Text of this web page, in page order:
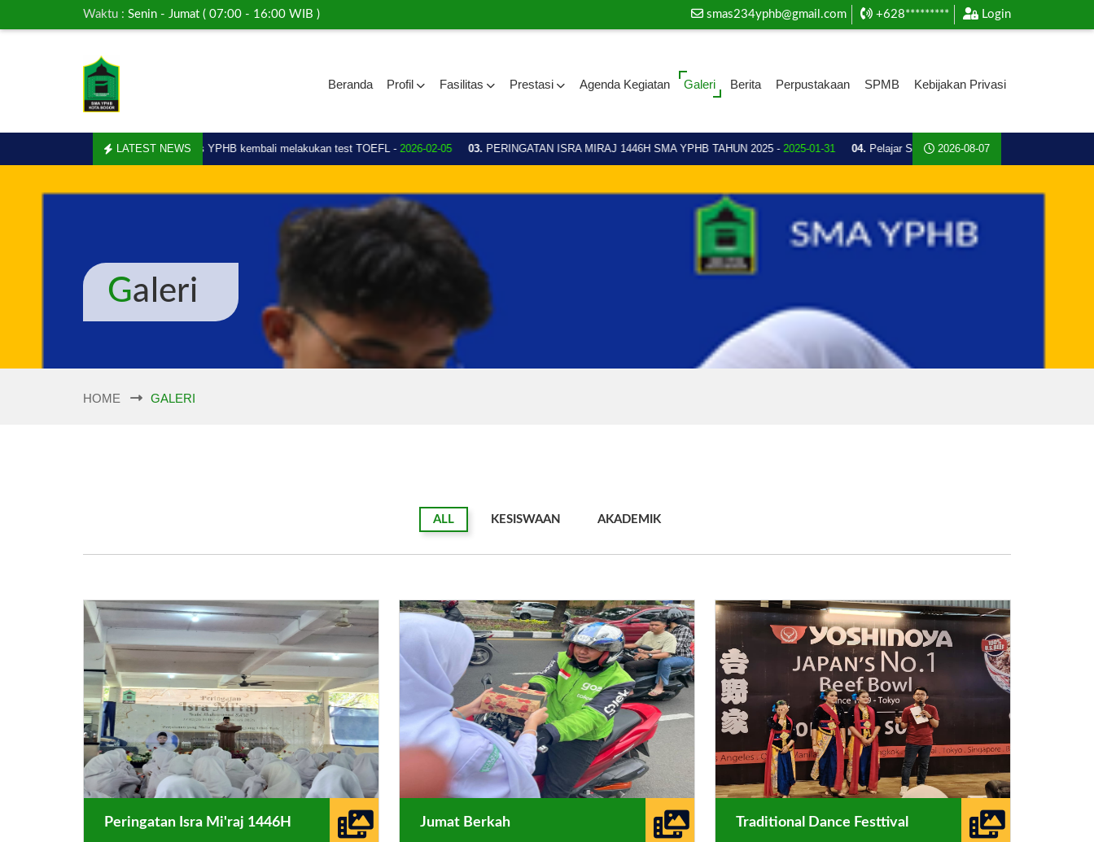
Waktu : Senin - Jumat ( 07:00 - 16:00 WIB ) smas234yphb@gmail.com +628********* Login
Beranda Profil Fasilitas Prestasi Agenda Kegiatan Galeri Berita Perpustakaan SPMB Kebijakan Privasi
LATEST NEWS
Ratusan pelajar SMA Plus YPHB kembali melakukan test TOEFL -2026-02-05 03. PERINGATAN ISRA MIRAJ 1446H SMA YPHB TAHUN 2025 -2025-01-31 04. Pelajar SMA Plus YPHB Ini Boyong Piala Emas,
2026-08-07
Galeri
HOME GALERI
ALL KESISWAAN AKADEMIK
Peringatan Isra Mi'raj 1446H Jumat Berkah Traditional Dance Festtival